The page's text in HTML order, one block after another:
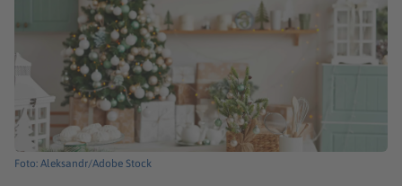
Foto: Aleksandr/Adobe Stock